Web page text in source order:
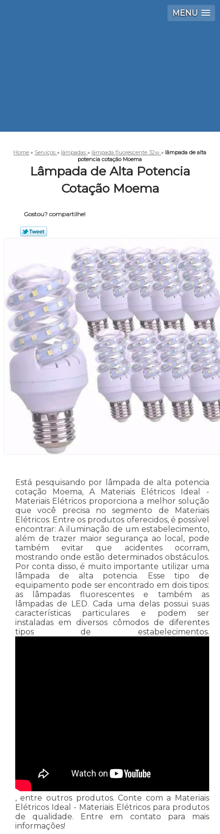
MENU
Home » Serviços» lâmpadas» lâmpada fluorescente 32w» lâmpada de alta
potencia cotação Moema
Lâmpada de Alta Potencia
Cotação Moema
Gostou? compartilhe!
Está pesquisando por lâmpada de alta potencia
cotação Moema, A Materiais Elétricos Ideal -
Materiais Elétricos proporciona a melhor solução
que você precisa no segmento de Materiais
Elétricos. Entre os produtos oferecidos, é possível
encontrar: A iluminação de um estabelecimento,
além de trazer maior segurança ao local, pode
também evitar que acidentes ocorram,
mostrando onde estão determinados obstáculos.
Por conta disso, é muito importante utilizar uma
lâmpada de alta potencia. Esse tipo de
equipamento pode ser encontrado em dois tipos:
as lâmpadas fluorescentes e também as
lâmpadas de LED. Cada uma delas possui suas
características particulares e podem ser
instaladas em diversos cômodos de diferentes
tipos de estabelecimentos.
, entre outros produtos. Conte com a Materiais
Elétricos Ideal - Materiais Elétricos para produtos
de qualidade. Entre em contato para mais
informações!